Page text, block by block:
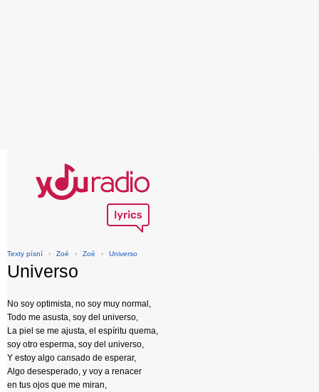
Texty písní › Zoé › Zoé › Universo
Universo
No soy optimista, no soy muy normal,
Todo me asusta, soy del universo,
La piel se me ajusta, el espíritu quema,
soy otro esperma, soy del universo,
Y estoy algo cansado de esperar,
Algo desesperado, y voy a renacer
en tus ojos que me miran,